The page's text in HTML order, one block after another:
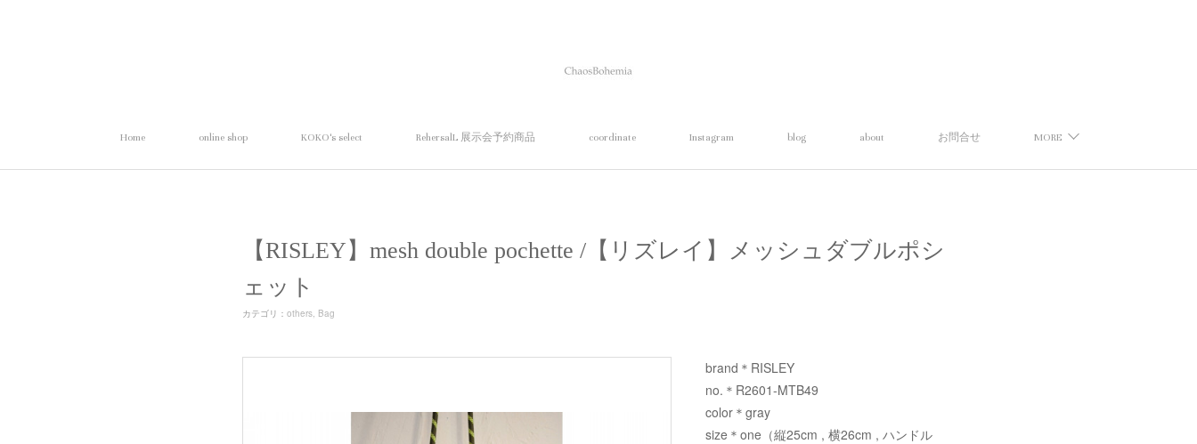
Home online shop KOKO's select RehersalL 展示会予約商品 coordinate Instagram blog about お問合せ MORE
【RISLEY】mesh double pochette /【リズレイ】メッシュダブルポシ
ェット
カテゴリ ： others Bag
brand＊RISLEY
no.＊R2601-MTB49
color＊gray
size＊one（縦25cm , 横26cm , ハンドル